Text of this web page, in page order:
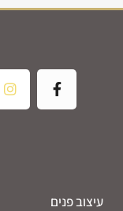
עיצוב פנים